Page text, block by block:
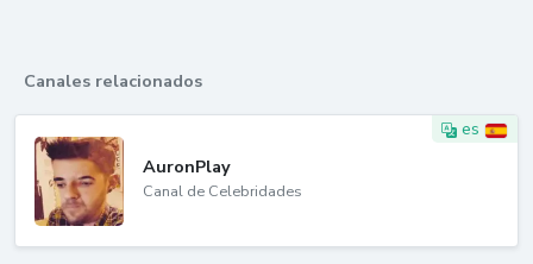
Canales relacionados
es
AuronPlay
Canal de Celebridades